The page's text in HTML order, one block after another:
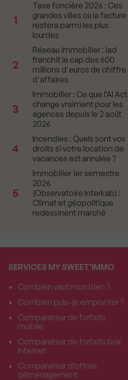
1
Taxe foncière 2026 : Ces
grandes villes où la facture
restera parmi les plus
lourdes
2
Réseau immobilier : iad
franchit le cap des 600
millions d'euros de chiffre
d'affaires
3
Immobilier : Ce que l’AI Act
change vraiment pour les
agences depuis le 2 août
2026
4
Incendies : Quels sont vos
droits si votre location de
vacances est annulée ?
5
Immobilier 1er semestre
2026
(Observatoire Interkab) :
Climat et géopolitique
redessinent marché
SERVICES MY SWEET'IMMO
Combien vaut mon bien ?
Combien puis-je emprunter ?
Comparateur de forfaits
mobile
Comparateur de forfaits box
Internet
Comparateur d’offres
déménagement